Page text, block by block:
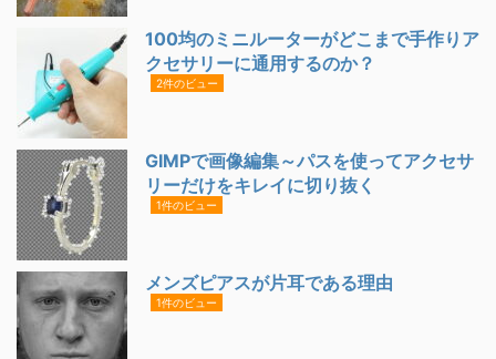
100均のミニルーターがどこまで手作りア
クセサリーに通用するのか？
2件のビュー
GIMPで画像編集～パスを使ってアクセサ
リーだけをキレイに切り抜く
1件のビュー
メンズピアスが片耳である理由
1件のビュー